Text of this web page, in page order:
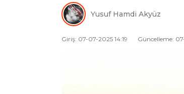
Yusuf Hamdi Akyüz
Giriş: 07-07-2025 14:19 Güncelleme: